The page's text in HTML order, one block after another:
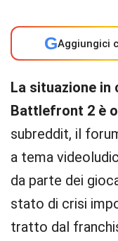
GAggiungici
La situazione in
Battlefront 2 è
subreddit, il
a tema
da parte dei
stato di crisi
tratto dal